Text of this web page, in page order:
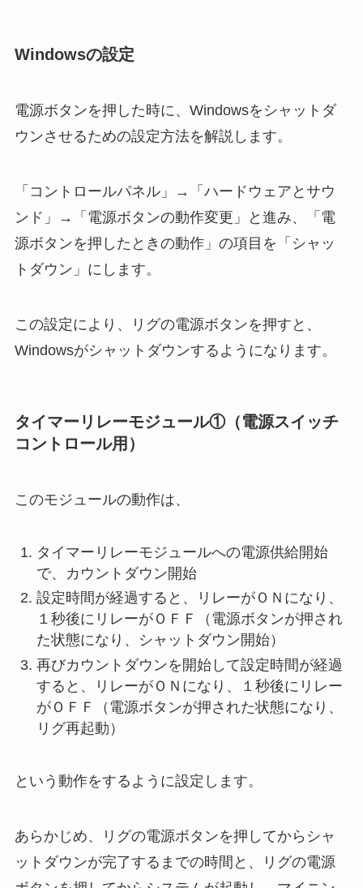
Windowsの設定
電源ボタンを押した時に、Windowsをシャットダ
ウンさせるための設定方法を解説します。
「コントロールパネル」→「ハードウェアとサウ
ンド」→「電源ボタンの動作変更」と進み、「電
源ボタンを押したときの動作」の項目を「シャッ
トダウン」にします。
この設定により、リグの電源ボタンを押すと、
Windowsがシャットダウンするようになります。
タイマーリレーモジュール①（電源スイッチ
コントロール用）
このモジュールの動作は、
タイマーリレーモジュールへの電源供給開始
で、カウントダウン開始
設定時間が経過すると、リレーがＯＮになり、
１秒後にリレーがＯＦＦ（電源ボタンが押され
た状態になり、シャットダウン開始）
再びカウントダウンを開始して設定時間が経過
すると、リレーがＯＮになり、１秒後にリレー
がＯＦＦ（電源ボタンが押された状態になり、
リグ再起動）
という動作をするように設定します。
あらかじめ、リグの電源ボタンを押してからシャ
ットダウンが完了するまでの時間と、リグの電源